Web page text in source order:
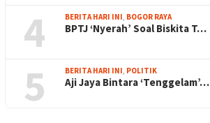
4 BERITA HARI INI, BOGOR RAYA
BPTJ ‘Nyerah’ Soal Biskita T…
5 BERITA HARI INI, POLITIK
Aji Jaya Bintara ‘Tenggelam’…